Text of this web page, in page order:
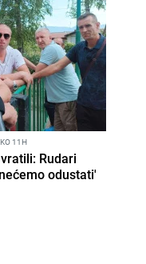
11H
Rudari
odustati'